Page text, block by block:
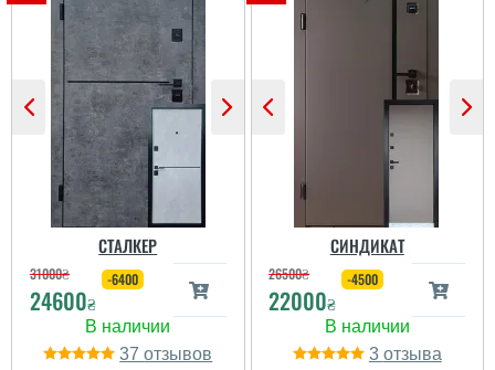
СТАЛКЕР
31000₴
24600₴
-6400
37
СИНДИКАТ
26500₴
22000₴
-4500
3